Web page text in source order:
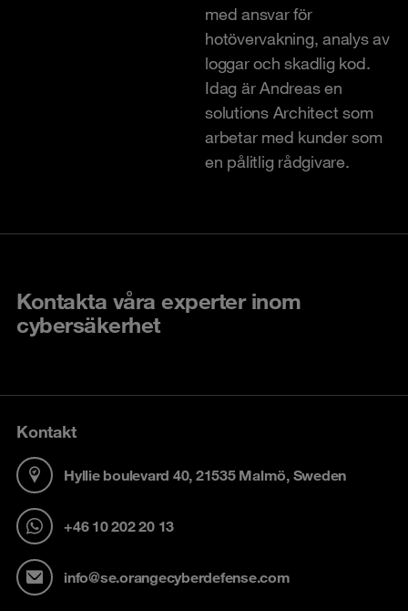
med ansvar för
hotövervakning, analys av
loggar och skadlig kod.
Idag är Andreas en
solutions Architect som
arbetar med kunder som
en pålitlig rådgivare.
Kontakta våra experter inom
cybersäkerhet
Kontakt
Hyllie boulevard 40, 21535 Malmö, Sweden
+46 10 202 20 13
info@se.orangecyberdefense.com